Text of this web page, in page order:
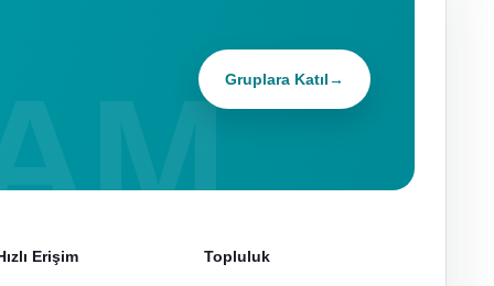
Gruplara Katıl→
Erişim Topluluk